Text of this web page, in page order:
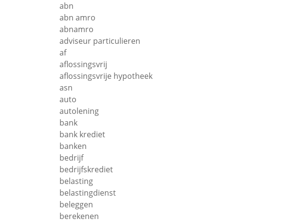
abn
abn amro
abnamro
adviseur particulieren
af
aflossingsvrij
aflossingsvrije hypotheek
asn
auto
autolening
bank
bank krediet
banken
bedrijf
bedrijfskrediet
belasting
belastingdienst
beleggen
berekenen